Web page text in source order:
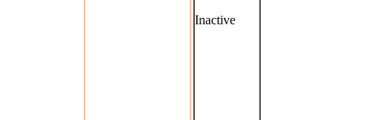
Inactive